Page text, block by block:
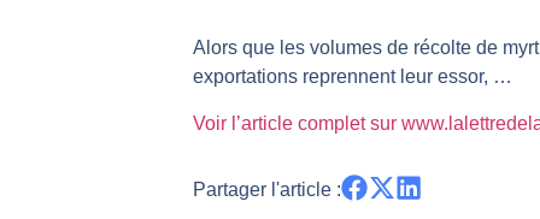
CAC 40 : Vers un nouveau
Bernard Prats-Desclaux : Penser
S&P500 : Des records, mais
NASDAQ : La tendance
Alors que les volumes de récolte de
exportations reprennent leur essor, …
Voir l’article complet sur
Partager l'article :